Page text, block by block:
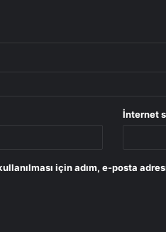
İnternet
için adım, e-posta